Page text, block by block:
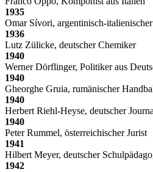
1935
Omar Sívori, argentinisch-
1936
Lutz Zülicke, deutscher Chemiker
1940
Werner Dörflinger, Politiker aus
1940
Gheorghe Gruia, rumänischer
1940
Herbert Riehl-Heyse, deutscher
1940
Peter Rummel, österreichischer Jurist
1941
Hilbert Meyer, deutscher
1942